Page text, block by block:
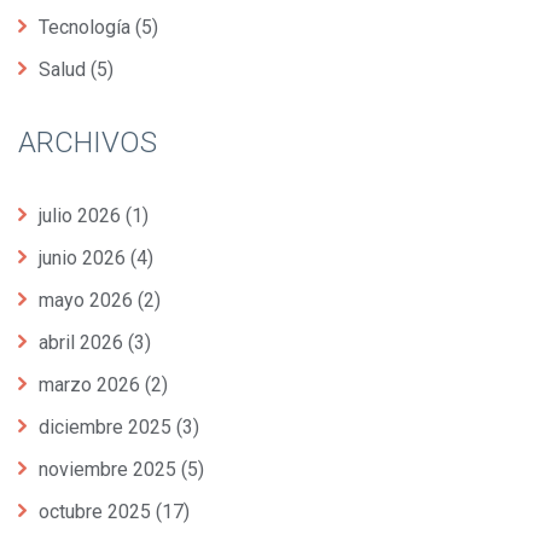
Tecnología (5)
Salud (5)
ARCHIVOS
julio 2026 (1)
junio 2026 (4)
mayo 2026 (2)
abril 2026 (3)
marzo 2026 (2)
diciembre 2025 (3)
noviembre 2025 (5)
octubre 2025 (17)